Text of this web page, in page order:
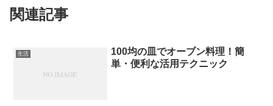
関連記事
生活
100均の皿でオーブン料理！簡
単・便利な活用テクニック